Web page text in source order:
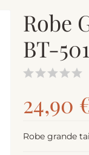
Robe
BT-
24,90
Robe grande